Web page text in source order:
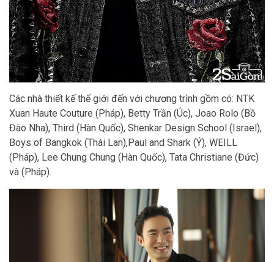
Các nhà thiết kế thế giới đến với chương trình gồm có: NTK
Xuan Haute Couture (Pháp), Betty Trần (Úc), Joao Rolo (Bồ
Đào Nha), Third (Hàn Quốc), Shenkar Design School (Israel),
Boys of Bangkok (Thái Lan),Paul and Shark (Ý), WEILL
(Pháp), Lee Chung Chung (Hàn Quốc), Tata Christiane (Đức)
và (Pháp).